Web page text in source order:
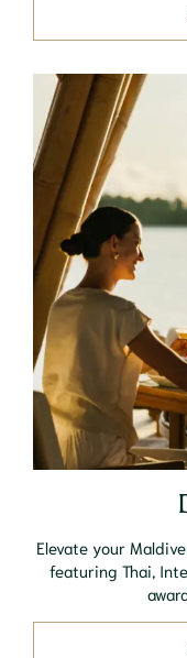
Elevate your
featuring Thai,